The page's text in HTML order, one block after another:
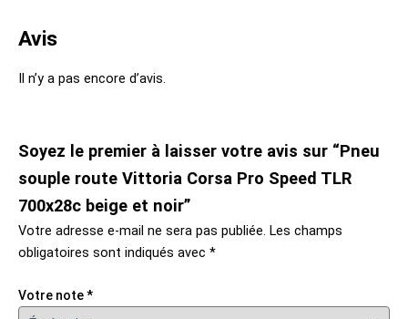
Avis
Il n’y a pas encore d’avis.
Soyez le premier à laisser votre avis sur “Pneu
souple route Vittoria Corsa Pro Speed TLR
700x28c beige et noir”
Votre adresse e-mail ne sera pas publiée. Les champs
obligatoires sont indiqués avec *
Votre note*